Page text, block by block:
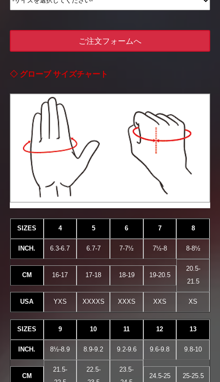
ご注文フォームへ
◇ グローブ サイズチャート
SIZES 4 5 6 7 8
INCH. 6.3-6.7 6.7-7 7-7½ 7½-8 8-8½
CM 16-17 17-18 18-19 19-20.5
20.5-
21.5
USA YXS XXXXS XXXS XXS XS
SIZES 9 10 11 12 13
INCH. 8½-8.9 8.9-9.2 9.2-9.6 9.6-9.8 9.8-10
CM
21.5-
22.5-
23.5-
24.5-25 25-25.5